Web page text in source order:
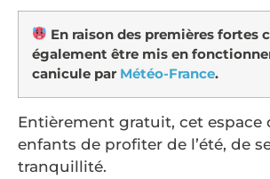
En raison des premières fortes
également être mis en
canicule par Météo-France.
Entièrement gratuit, cet espace
enfants de profiter de l’été, de
tranquillité.